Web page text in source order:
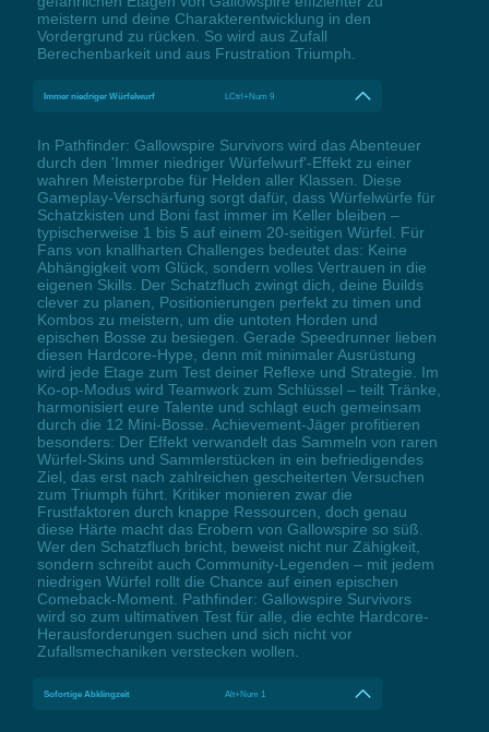
meistern und deine Charakterentwicklung in den
Vordergrund zu rücken. So wird aus Zufall
Berechenbarkeit und aus Frustration Triumph.
Immer niedriger Würfelwurf LCtrl+Num 9
In Pathfinder: Gallowspire Survivors wird das Abenteuer
durch den 'Immer niedriger Würfelwurf'-Effekt zu einer
wahren Meisterprobe für Helden aller Klassen. Diese
Gameplay-Verschärfung sorgt dafür, dass Würfelwürfe für
Schatzkisten und Boni fast immer im Keller bleiben –
typischerweise 1 bis 5 auf einem 20-seitigen Würfel. Für
Fans von knallharten Challenges bedeutet das: Keine
Abhängigkeit vom Glück, sondern volles Vertrauen in die
eigenen Skills. Der Schatzfluch zwingt dich, deine Builds
clever zu planen, Positionierungen perfekt zu timen und
Kombos zu meistern, um die untoten Horden und
epischen Bosse zu besiegen. Gerade Speedrunner lieben
diesen Hardcore-Hype, denn mit minimaler Ausrüstung
wird jede Etage zum Test deiner Reflexe und Strategie. Im
Ko-op-Modus wird Teamwork zum Schlüssel – teilt Tränke,
harmonisiert eure Talente und schlagt euch gemeinsam
durch die 12 Mini-Bosse. Achievement-Jäger profitieren
besonders: Der Effekt verwandelt das Sammeln von raren
Würfel-Skins und Sammlerstücken in ein befriedigendes
Ziel, das erst nach zahlreichen gescheiterten Versuchen
zum Triumph führt. Kritiker monieren zwar die
Frustfaktoren durch knappe Ressourcen, doch genau
diese Härte macht das Erobern von Gallowspire so süß.
Wer den Schatzfluch bricht, beweist nicht nur Zähigkeit,
sondern schreibt auch Community-Legenden – mit jedem
niedrigen Würfel rollt die Chance auf einen epischen
Comeback-Moment. Pathfinder: Gallowspire Survivors
wird so zum ultimativen Test für alle, die echte Hardcore-
Herausforderungen suchen und sich nicht vor
Zufallsmechaniken verstecken wollen.
Sofortige Abklingzeit Alt+Num 1